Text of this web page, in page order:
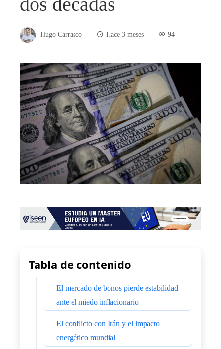
Hugo Carrasco Hace 3 meses 94
Tabla de contenido
El mercado de bonos pierde estabilidad
ante el miedo inflacionario
El conflicto con Irán y el impacto
energético mundial